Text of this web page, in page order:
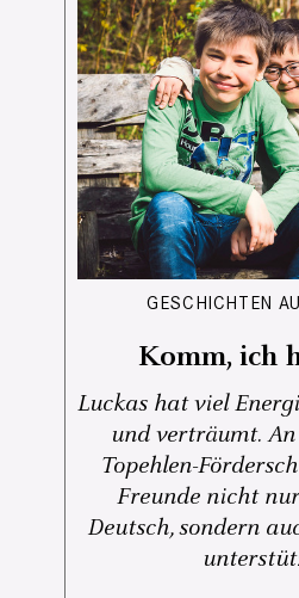
GESCHICHTEN
Komm, ich
Luckas hat viel
und verträumt.
Topehlen-
Freunde nicht
Deutsch, sondern